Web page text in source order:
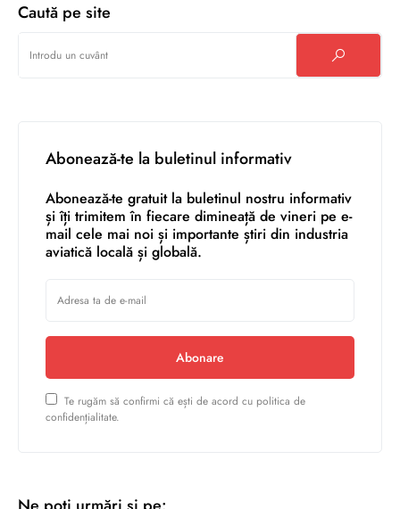
Caută pe site
Abonează-te la buletinul informativ
Abonează-te gratuit la buletinul nostru informativ
și îți trimitem în fiecare dimineață de vineri pe e-
mail cele mai noi și importante știri din industria
aviatică locală și globală.
Abonare
Te rugăm să confirmi că ești de acord cu politica de
confidențialitate.